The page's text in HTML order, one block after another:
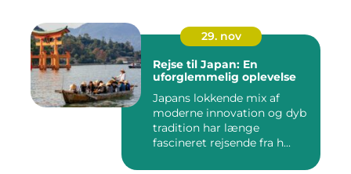
29. nov
Rejse til Japan: En
uforglemmelig oplevelse
Japans lokkende mix af
moderne innovation og dyb
tradition har længe
fascineret rejsende fra h...